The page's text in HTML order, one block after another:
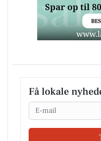
Få lokale
Email